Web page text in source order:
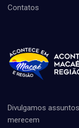
Contatos
Divulgamos
merecem